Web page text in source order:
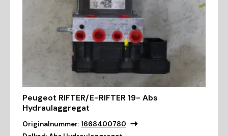
Peugeot RIFTER/E-RIFTER 19- Abs
Hydraulaggregat
Originalnummer:1668400780